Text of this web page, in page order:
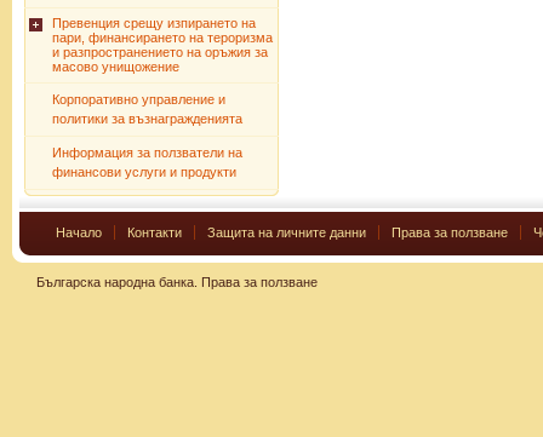
Превенция срещу изпирането на
пари, финансирането на тероризма
и разпространението на оръжия за
масово унищожение
Корпоративно управление и
политики за възнагражденията
Информация за ползватели на
финансови услуги и продукти
Начало Контакти Защита на личните данни Права за ползване
Българска народна банка. Права за ползване